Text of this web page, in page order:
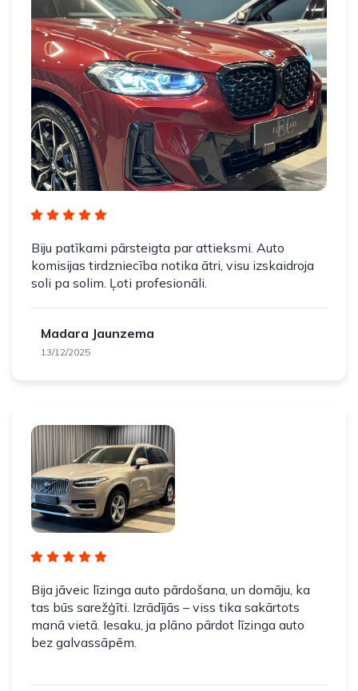
Biju patīkami pārsteigta par attieksmi. Auto
komisijas tirdzniecība notika ātri, visu izskaidroja
soli pa solim. Ļoti profesionāli.
Madara Jaunzema
13/12/2025
Bija jāveic līzinga auto pārdošana, un domāju, ka
tas būs sarežģīti. Izrādījās – viss tika sakārtots
manā vietā. Iesaku, ja plāno pārdot līzinga auto
bez galvassāpēm.